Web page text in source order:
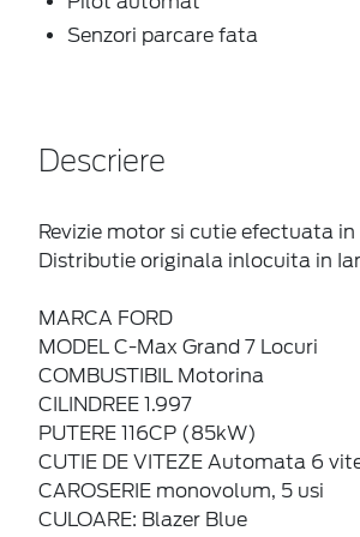
Senzori parcare fata
Descriere
Revizie motor si cutie efectuata
Distributie originala inlocuita in
MARCA FORD
MODEL C-Max Grand 7 Locuri
COMBUSTIBIL Motorina
CILINDREE 1.997
PUTERE 116CP (85kW)
CUTIE DE VITEZE Automata 6
CAROSERIE monovolum, 5 usi
CULOARE: Blazer Blue